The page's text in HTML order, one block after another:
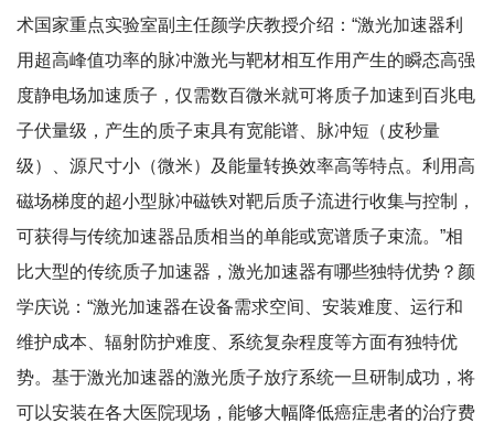
术国家重点实验室副主任颜学庆教授介绍：“激光加速器利
用超高峰值功率的脉冲激光与靶材相互作用产生的瞬态高强
度静电场加速质子，仅需数百微米就可将质子加速到百兆电
子伏量级，产生的质子束具有宽能谱、脉冲短（皮秒量
级）、源尺寸小（微米）及能量转换效率高等特点。利用高
磁场梯度的超小型脉冲磁铁对靶后质子流进行收集与控制，
可获得与传统加速器品质相当的单能或宽谱质子束流。”相
比大型的传统质子加速器，激光加速器有哪些独特优势？颜
学庆说：“激光加速器在设备需求空间、安装难度、运行和
维护成本、辐射防护难度、系统复杂程度等方面有独特优
势。基于激光加速器的激光质子放疗系统一旦研制成功，将
可以安装在各大医院现场，能够大幅降低癌症患者的治疗费